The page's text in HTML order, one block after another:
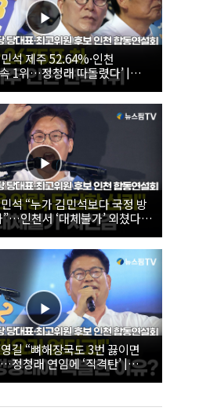
석 제주 52.64%·인천
1위…정청래 따돌렸다’ |
민주당 당대표·최고위원 후
설회
석 “누가 김민석보다 국정 방
인천서 ‘대체불가’ 외쳤다 |
민주당 당대표·최고위원 후
설회
길 “뼈해장국도 3번 끓이면
정청래 연임에 ‘직격탄’ |
민주당 당대표·최고위원 후